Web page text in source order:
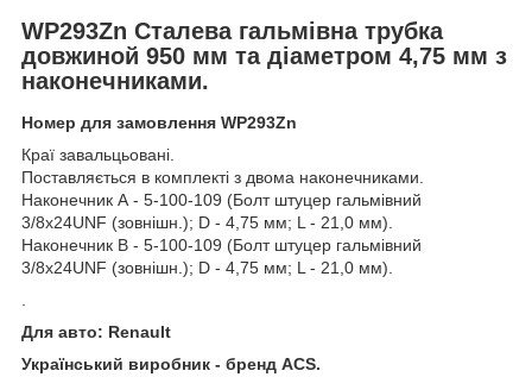
WP293Zn Сталева гальмівна трубка
довжиной 950 мм та діаметром 4,75 мм з
наконечниками.
Номер для замовлення WP293Zn
Краї завальцьовані.
Поставляється в комплекті з двома наконечниками.
Наконечник А - 5-100-109 (Болт штуцер гальмівний
3/8х24UNF (зовнішн.); D - 4,75 мм; L - 21,0 мм).
Наконечник В - 5-100-109 (Болт штуцер гальмівний
3/8х24UNF (зовнішн.); D - 4,75 мм; L - 21,0 мм).
.
Для авто: Renault
Український виробник - бренд ACS.